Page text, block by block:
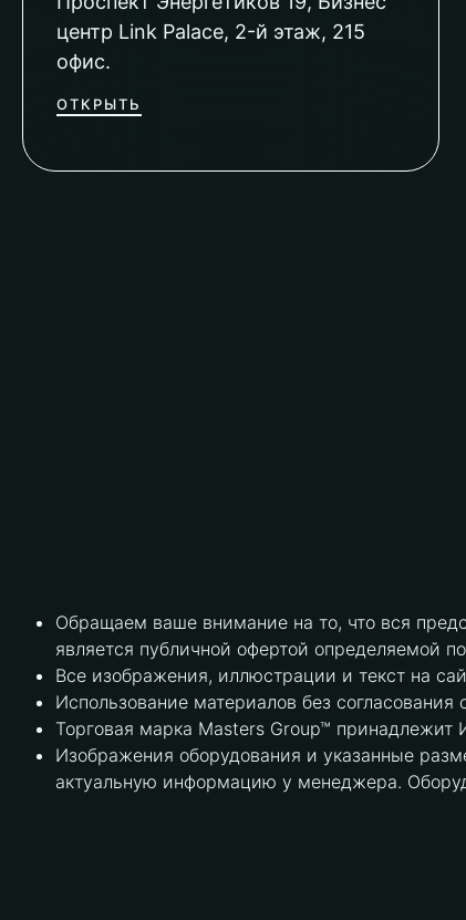
центр Link Palace, 2-й этаж, 215
офис.
ОТКРЫТЬ
Обращаем ваше внимание на то, что вся
является публичной офертой определяемой
Все изображения, иллюстрации и текст на
Использование материалов без
Торговая марка Masters Group™ принадлежит
Изображения оборудования и указанные
актуальную информацию у менеджера.